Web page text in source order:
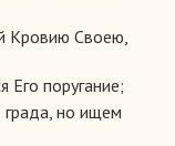
Кровию Своею,
Его поругание;
града, но ищем